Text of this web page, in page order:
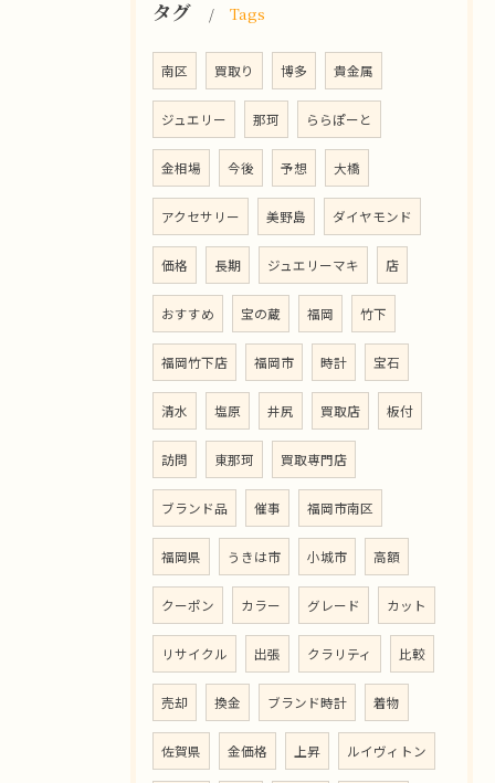
タグ Tags
南区 買取り 博多 貴金属
ジュエリー 那珂 ららぽーと
金相場 今後 予想 大橋
アクセサリー 美野島 ダイヤモンド
価格 長期 ジュエリーマキ 店
おすすめ 宝の蔵 福岡 竹下
福岡竹下店 福岡市 時計 宝石
清水 塩原 井尻 買取店 板付
訪問 東那珂 買取専門店
ブランド品 催事 福岡市南区
福岡県 うきは市 小城市 高額
クーポン カラー グレード カット
リサイクル 出張 クラリティ 比較
売却 換金 ブランド時計 着物
佐賀県 金価格 上昇 ルイヴィトン